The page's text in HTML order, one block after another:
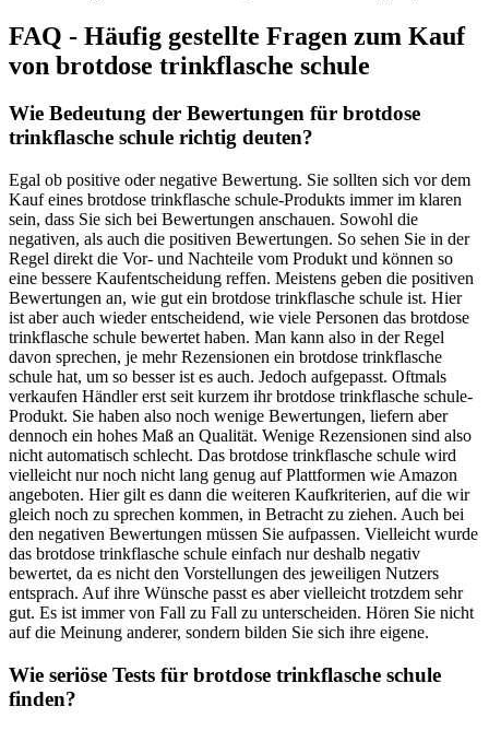
FAQ - Häufig gestellte Fragen zum Kauf
von brotdose trinkflasche schule
Wie Bedeutung der Bewertungen für brotdose
trinkflasche schule richtig deuten?
Egal ob positive oder negative Bewertung. Sie sollten sich vor dem
Kauf eines brotdose trinkflasche schule-Produkts immer im klaren
sein, dass Sie sich bei Bewertungen anschauen. Sowohl die
negativen, als auch die positiven Bewertungen. So sehen Sie in der
Regel direkt die Vor- und Nachteile vom Produkt und können so
eine bessere Kaufentscheidung reffen. Meistens geben die positiven
Bewertungen an, wie gut ein brotdose trinkflasche schule ist. Hier
ist aber auch wieder entscheidend, wie viele Personen das brotdose
trinkflasche schule bewertet haben. Man kann also in der Regel
davon sprechen, je mehr Rezensionen ein brotdose trinkflasche
schule hat, um so besser ist es auch. Jedoch aufgepasst. Oftmals
verkaufen Händler erst seit kurzem ihr brotdose trinkflasche schule-
Produkt. Sie haben also noch wenige Bewertungen, liefern aber
dennoch ein hohes Maß an Qualität. Wenige Rezensionen sind also
nicht automatisch schlecht. Das brotdose trinkflasche schule wird
vielleicht nur noch nicht lang genug auf Plattformen wie Amazon
angeboten. Hier gilt es dann die weiteren Kaufkriterien, auf die wir
gleich noch zu sprechen kommen, in Betracht zu ziehen. Auch bei
den negativen Bewertungen müssen Sie aufpassen. Vielleicht wurde
das brotdose trinkflasche schule einfach nur deshalb negativ
bewertet, da es nicht den Vorstellungen des jeweiligen Nutzers
entsprach. Auf ihre Wünsche passt es aber vielleicht trotzdem sehr
gut. Es ist immer von Fall zu Fall zu unterscheiden. Hören Sie nicht
auf die Meinung anderer, sondern bilden Sie sich ihre eigene.
Wie seriöse Tests für brotdose trinkflasche schule
finden?